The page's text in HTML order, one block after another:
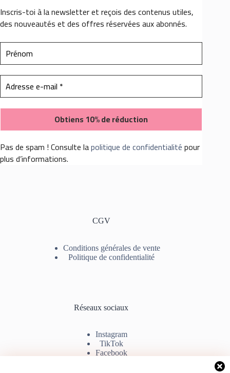
Inscris-toi à la newsletter et reçois des contenus utiles,
des nouveautés et des offres réservées aux abonnés.
Pas de spam ! Consulte lapolitique de confidentialitépour
plus d’informations.
CGV
Conditions générales de vente
Politique de confidentialité
Réseaux sociaux
Instagram
TikTok
Facebook